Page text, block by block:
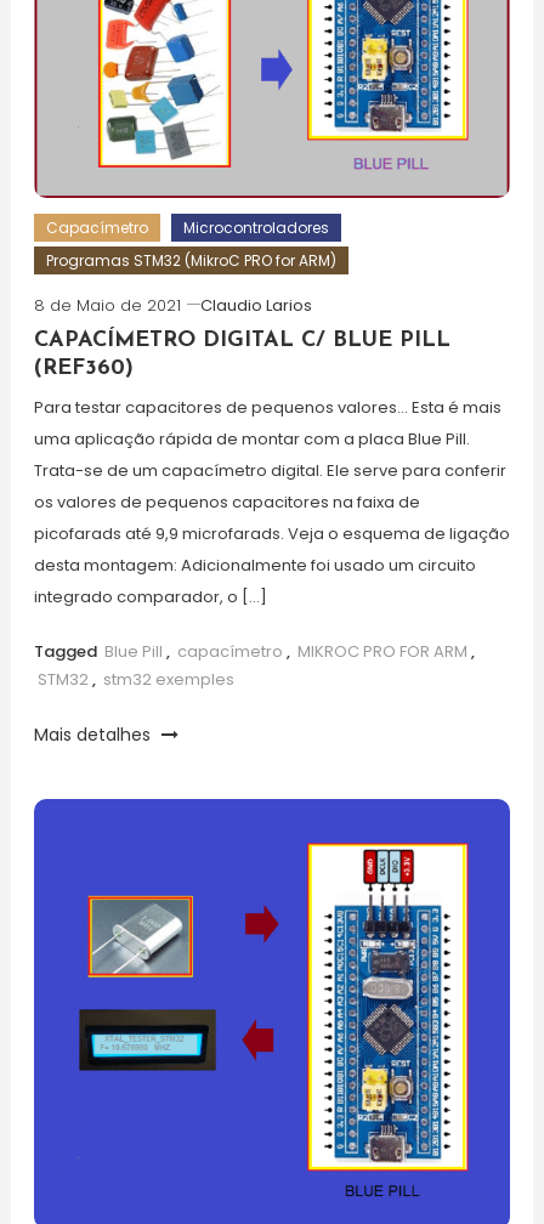
Capacímetro
Microcontroladores
Programas STM32 (MikroC PRO for ARM)
8 de Maio de 2021
Claudio Larios
CAPACÍMETRO DIGITAL C/ BLUE PILL
(REF360)
Para testar capacitores de pequenos valores… Esta é mais
uma aplicação rápida de montar com a placa Blue Pill.
Trata-se de um capacímetro digital. Ele serve para conferir
os valores de pequenos capacitores na faixa de
picofarads até 9,9 microfarads. Veja o esquema de ligação
desta montagem: Adicionalmente foi usado um circuito
integrado comparador, o […]
Tagged Blue Pill , capacímetro , MIKROC PRO FOR ARM ,
STM32, stm32 exemples
Mais detalhes